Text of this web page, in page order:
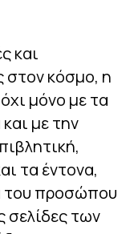
και
στον κόσμο, η
μόνο με τα
με την
τα έντονα,
του προσώπου
σελίδες των